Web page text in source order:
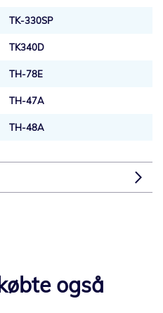
TK-330SP
TK340D
TH-78E
TH-47A
TH-48A
også